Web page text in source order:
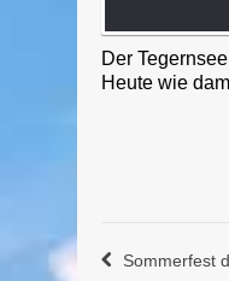
Der
Heute wie
Sommerfest